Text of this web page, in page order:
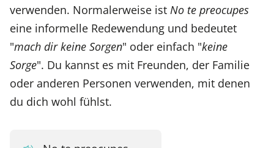
verwenden. Normalerweise ist No te preocupes
eine informelle Redewendung und bedeutet
"mach dir keine Sorgen" oder einfach "keine
Sorge". Du kannst es mit Freunden, der Familie
oder anderen Personen verwenden, mit denen
du dich wohl fühlst.